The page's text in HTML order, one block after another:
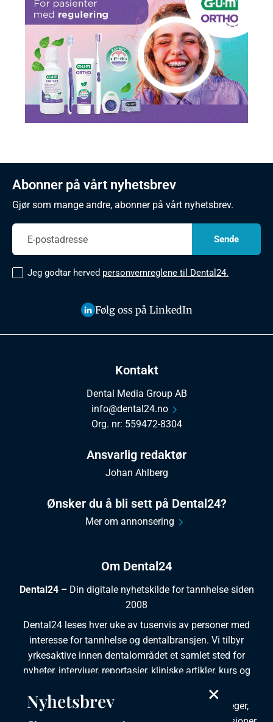
Om Dental24
Dental24 – Din digitale nyhetskilde for tannhelse siden
2008
Dental24 leses hver uke av tusenvis av personer med
interesse for tannhelse og dentalbransjen. Vi tilbyr
yrkesaktive innen dentalområdet et samlet sted for
nyheter, intervjuer, reportasjer, kliniske artikler, kurs og
Dental24 produseres i tett samarbeid med tannleger,
Kontakt
Dental Media Group AB
info@dental24.no
Org. nr: 559472-8304
Ansvarlig redaktør
Johan Ahlberg
Ønsker du å bli sett på Dental24?
Mer om annonsering
Abonner på vårt nyhetsbrev
Gjør som mange andre, abonner på vårt nyhetsbrev.
Jeg godtar herved personvernreglene til Dental24.
Følg oss på LinkedIn
×
Nyhetsbrev